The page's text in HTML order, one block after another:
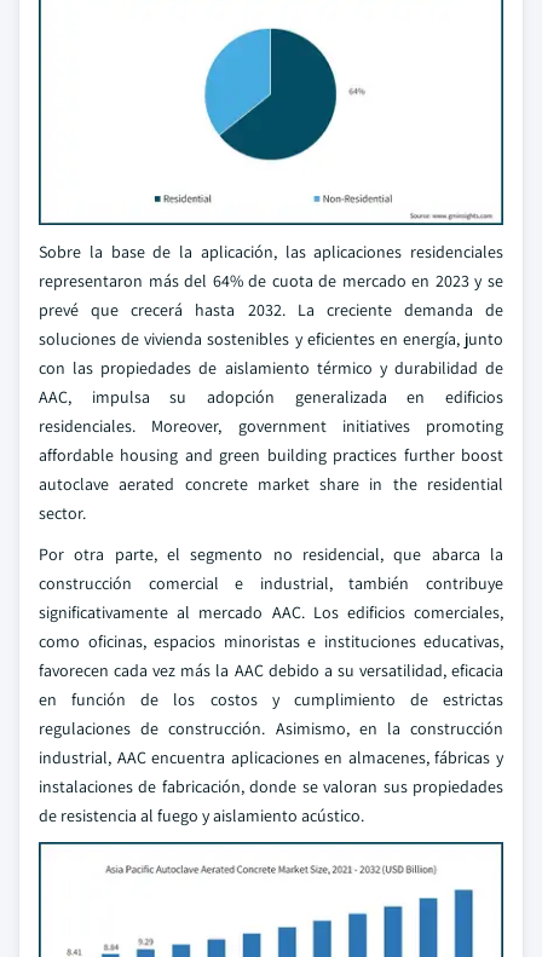
Sobre la base de la aplicación, las aplicaciones residenciales
representaron más del 64% de cuota de mercado en 2023 y se
prevé que crecerá hasta 2032. La creciente demanda de
soluciones de vivienda sostenibles y eficientes en energía, junto
con las propiedades de aislamiento térmico y durabilidad de
AAC, impulsa su adopción generalizada en edificios
residenciales. Moreover, government initiatives promoting
affordable housing and green building practices further boost
autoclave aerated concrete market share in the residential
sector.
Por otra parte, el segmento no residencial, que abarca la
construcción comercial e industrial, también contribuye
significativamente al mercado AAC. Los edificios comerciales,
como oficinas, espacios minoristas e instituciones educativas,
favorecen cada vez más la AAC debido a su versatilidad, eficacia
en función de los costos y cumplimiento de estrictas
regulaciones de construcción. Asimismo, en la construcción
industrial, AAC encuentra aplicaciones en almacenes, fábricas y
instalaciones de fabricación, donde se valoran sus propiedades
de resistencia al fuego y aislamiento acústico.